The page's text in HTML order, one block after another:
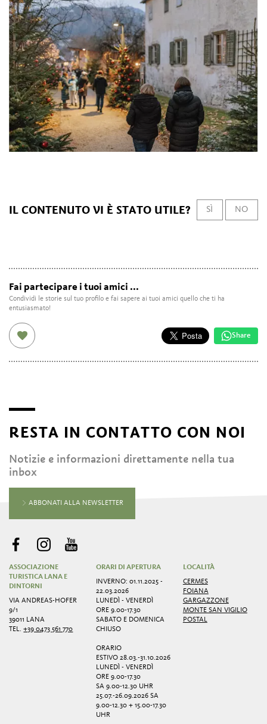
IL CONTENUTO VI È STATO UTILE? SÌ NO
Fai partecipare i tuoi amici ...
Condividi le storie sul tuo profilo e fai sapere ai tuoi amici quello che ti ha
entusiasmato!
Share
RESTA IN CONTATTO CON NOI
Notizie e informazioni direttamente nella tua
inbox
ABBONATI ALLA NEWSLETTER
ASSOCIAZIONE
TURISTICA LANA E
DINTORNI
VIA ANDREAS-HOFER
9/1
39011 LANA
TEL.+39 0473 561 770
ORARI DI APERTURA
INVERNO: 01.11.2025 -
22.03.2026
LUNEDÌ - VENERDÌ
ORE 9.00-17.30
SABATO E DOMENICA
CHIUSO
ORARIO
ESTIVO 28.03.-31.10.2026
LUNEDÌ - VENERDÌ
ORE 9.00-17.30
SA 9.00-12.30 UHR
25.07.-26.09.2026 SA
9.00-12.30 + 15.00-17.30
UHR
LOCALITÀ
CERMES
FOIANA
GARGAZZONE
MONTE SAN VIGILIO
POSTAL